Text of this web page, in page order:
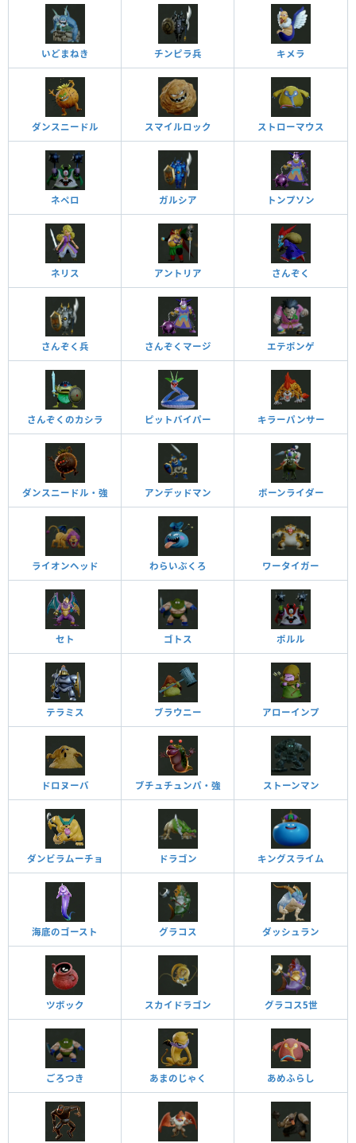
いどまねき チンピラ兵 キメラ
ダンスニードル スマイルロック ストローマウス
ネペロ ガルシア トンプソン
ネリス アントリア さんぞく
さんぞく兵 さんぞくマージ エテポンゲ
さんぞくのカシラ ピットバイパー キラーパンサー
ダンスニードル・強 アンデッドマン ボーンライダー
ライオンヘッド わらいぶくろ ワータイガー
セト ゴトス ポルル
テラミス ブラウニー アローインプ
ドロヌーバ ブチュチュンパ・強 ストーンマン
ダンビラムーチョ ドラゴン キングスライム
海底のゴースト グラコス ダッシュラン
ツボック スカイドラゴン グラコス5世
ごろつき あまのじゃく あめふらし